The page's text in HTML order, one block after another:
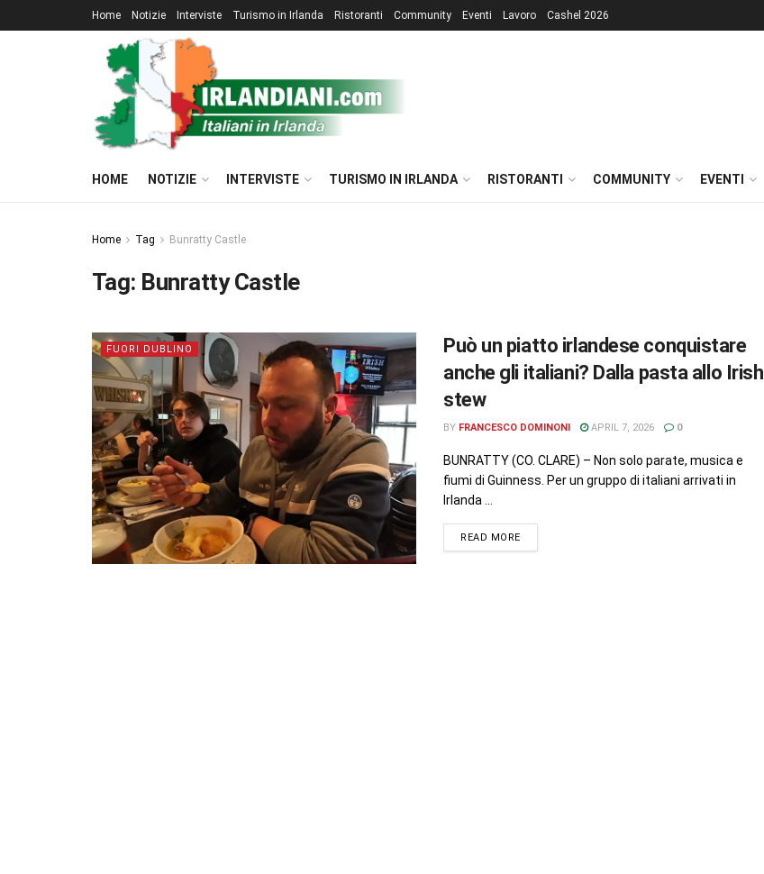
Home Notizie Interviste Turismo in Irlanda Ristoranti Community Eventi Lavoro Cashel 2026
HOME NOTIZIE INTERVISTE TURISMO IN IRLANDA RISTORANTI COMMUNITY EVENTI
Home Tag Bunratty Castle
Tag: Bunratty Castle
FUORI DUBLINO
Può un piatto irlandese conquistare
anche gli italiani? Dalla pasta allo Irish
stew
BY FRANCESCO DOMINONI APRIL 7, 2026 0
BUNRATTY (CO. CLARE) – Non solo parate, musica e
fiumi di Guinness. Per un gruppo di italiani arrivati in
Irlanda ...
READ MORE